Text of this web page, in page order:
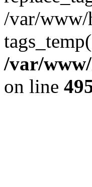
/var/www/
/var/
on line